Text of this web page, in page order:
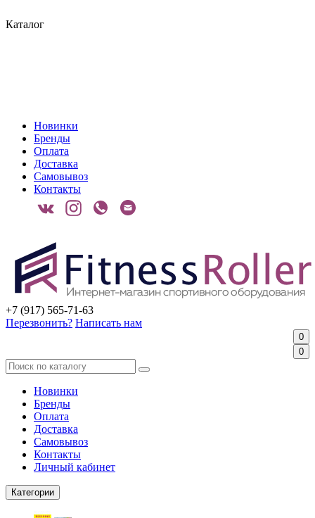
Каталог
Новинки
Бренды
Оплата
Доставка
Самовывоз
Контакты
+7 (917) 565-71-63
Перезвонить? Написать нам
0
0
Новинки
Бренды
Оплата
Доставка
Самовывоз
Контакты
Личный кабинет
Категории